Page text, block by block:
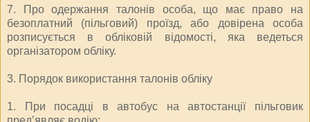
7. Про одержання талонів особа, що має право на
безоплатний (пільговий) проїзд, або довірена особа
розписується в обліковій відомості, яка ведеться
організатором обліку.
3. Порядок використання талонів обліку
1. При посадці в автобус на автостанції пільговик